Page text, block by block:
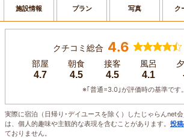
施設情報 プラン 写真 ク
クチコミ総合 4.6
部屋
4.7
朝食
4.5
接客
4.5
風呂
4.1
※｢普通=3.0｣が評価時の基準です。
実際に宿泊（日帰り･デイユースを除く）したじゃらんnet
は、個人的趣味や主観的な表現を含むことがあります。 投
ておりません。